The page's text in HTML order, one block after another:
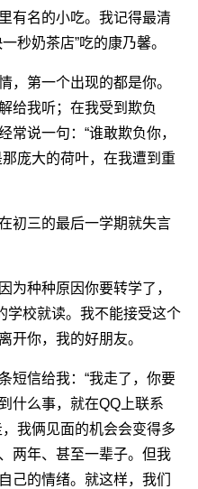
有名的小吃。我记得最清
秒奶茶店”吃的康乃馨。
第一个出现的都是你。
给我听；在我受到欺负
常说一句：“谁敢欺负你，
庞大的荷叶，在我遭到重
三的最后一学期就失言
种种原因你要转学了，
学校就读。我不能接受这个
开你，我的好朋友。
信给我：“我走了，你要
什么事，就在QQ上联系
我俩见面的机会会变得多
两年、甚至一辈子。但我
己的情绪。就这样，我们